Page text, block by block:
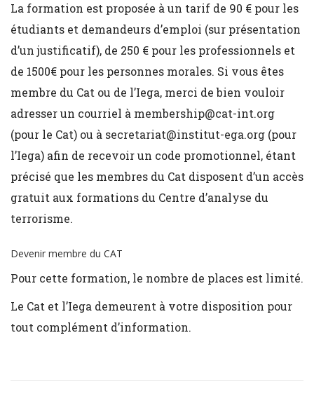
La formation est proposée à un tarif de 90 € pour les
étudiants et demandeurs d’emploi (sur présentation
d’un justificatif), de 250 € pour les professionnels et
de 1500€ pour les personnes morales. Si vous êtes
membre du Cat ou de l’Iega, merci de bien vouloir
adresser un courriel à membership@cat-int.org
(pour le Cat) ou à secretariat@institut-ega.org (pour
l’Iega) afin de recevoir un code promotionnel, étant
précisé que les membres du Cat disposent d’un accès
gratuit aux formations du Centre d’analyse du
terrorisme.
Devenir membre du CAT
Pour cette formation, le nombre de places est limité.
Le Cat et l’Iega demeurent à votre disposition pour
tout complément d’information.